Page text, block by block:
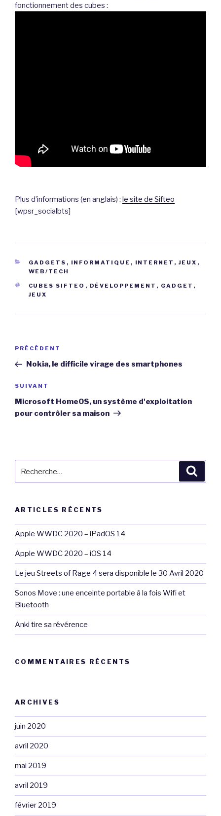
fonctionnement des cubes :
Plus d’informations (en anglais) : le site de Sifteo
[wpsr_socialbts]
CATÉGORIES
GADGETS , INFORMATIQUE , INTERNET , JEUX ,
WEB/TECH
ÉTIQUETTES
CUBES SIFTEO , DÉVELOPPEMENT , GADGET ,
JEUX
Navigation
l’article
Article
précédent
PRÉCÉDENT
Nokia, le difficile virage des smartphones
Article
suivant
SUIVANT
Microsoft HomeOS, un système d'exploitation
pour contrôler sa maison
pour
ARTICLES RÉCENTS
Apple WWDC 2020 – iPadOS 14
Apple WWDC 2020 – iOS 14
Le jeu Streets of Rage 4 sera disponible le 30 Avril 2020
Sonos Move : une enceinte portable à la fois Wifi et
Bluetooth
Anki tire sa révérence
COMMENTAIRES RÉCENTS
ARCHIVES
juin 2020
avril 2020
mai 2019
avril 2019
février 2019